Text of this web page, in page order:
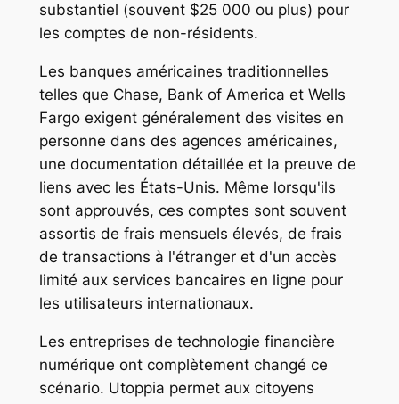
substantiel (souvent $25 000 ou plus) pour
les comptes de non-résidents.
Les banques américaines traditionnelles
telles que Chase, Bank of America et Wells
Fargo exigent généralement des visites en
personne dans des agences américaines,
une documentation détaillée et la preuve de
liens avec les États-Unis. Même lorsqu'ils
sont approuvés, ces comptes sont souvent
assortis de frais mensuels élevés, de frais
de transactions à l'étranger et d'un accès
limité aux services bancaires en ligne pour
les utilisateurs internationaux.
Les entreprises de technologie financière
numérique ont complètement changé ce
scénario. Utoppia permet aux citoyens